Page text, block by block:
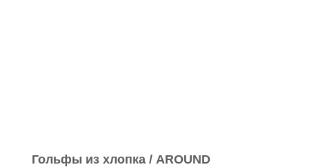
Гольфы из хлопка / AROUND